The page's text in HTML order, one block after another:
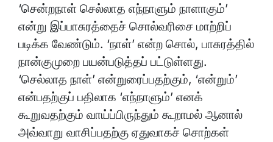
‘சென்றநாள் செல்லாத எந்நாளும் நாளாகும்’
என்று இப்பாசுரத்தைச் சொல்வரிசை மாற்றிப்
படிக்க வேண்டும். ‘நாள்’ என்ற சொல், பாசுரத்தில்
நான்குமுறை பயன்படுத்தப் பட்டுள்ளது.
‘செல்லாத நாள்’ என்றுரைப்பதற்கும், ‘என்றும்’
என்பதற்குப் பதிலாக ‘எந்நாளும்’ எனக்
கூறுவதற்கும் வாய்ப்பிருந்தும் கூறாமல் ஆனால்
அவ்வாறு வாசிப்பதற்கு ஏதுவாகச் சொற்கள்